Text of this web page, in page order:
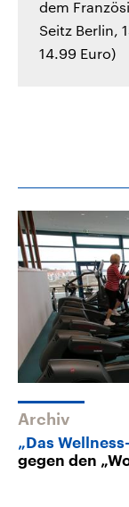
dem
Seitz Berlin,
14.99 Euro)
Archiv
„Das
gegen den